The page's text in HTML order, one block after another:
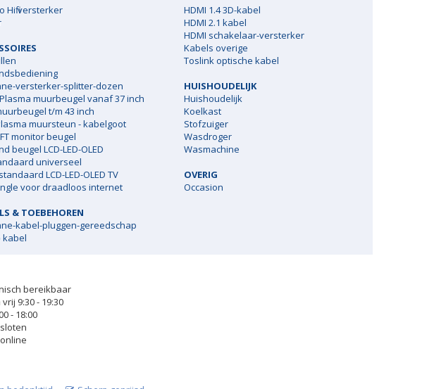
Hifi versterker
versterker-splitter-dozen
Plasma muurbeugel vanaf 37 inch
t/m 43 inch
muursteun - kabelgoot
monitor beugel
beugel LCD-LED-OLED
universeel
LCD-LED-OLED TV
voor draadloos internet
& TOEBEHOREN
kabel-pluggen-gereedschap
kabel
HDMI 1.4 3D-kabel
HDMI 2.1 kabel
HDMI schakelaar-versterker
Kabels overige
Toslink optische kabel
HUISHOUDELIJK
Huishoudelijk
Koelkast
Stofzuiger
Wasdroger
Wasmachine
OVERIG
Occasion
bereikbaar
9:30 - 19:30
- 18:00